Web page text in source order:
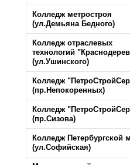
Колледж метростроя
(ул.Демьяна Бедного)
Колледж отраслевых
технологий
(ул.Ушинского)
Колледж
(пр.Непокоренных)
Колледж
(пр.Сизова)
Колледж Петербургской
(ул.Софийская)